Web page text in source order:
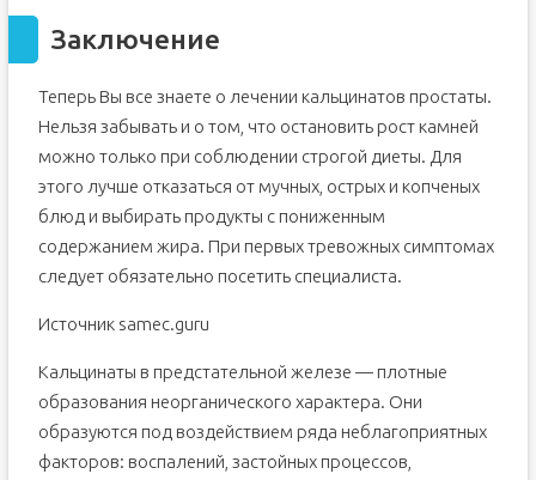
Заключение
Теперь Вы все знаете о лечении кальцинатов простаты.
Нельзя забывать и о том, что остановить рост камней
можно только при соблюдении строгой диеты. Для
этого лучше отказаться от мучных, острых и копченых
блюд и выбирать продукты с пониженным
содержанием жира. При первых тревожных симптомах
следует обязательно посетить специалиста.
Источник samec.guru
Кальцинаты в предстательной железе — плотные
образования неорганического характера. Они
образуются под воздействием ряда неблагоприятных
факторов: воспалений, застойных процессов,